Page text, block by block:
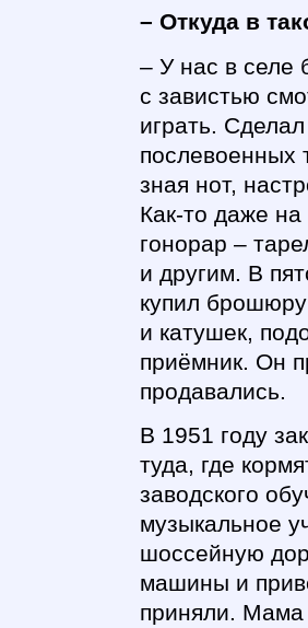
– Откуда в
– У нас в селе
с завистью
играть.
послевоенных
зная нот,
Как-то даже
гонорар –
и другим. В
купил
и катушек,
приёмник. Он
продавались.
В 1951 году
туда, где
заводского
музыкальное
шоссейную
машины и
приняли. Мама